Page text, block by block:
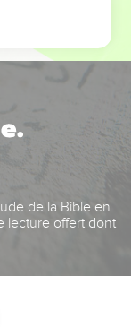
de la Bible en
lecture offert dont